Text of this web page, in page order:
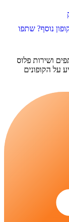
נוסף? שתפו
ושירות פלוס
על הקופונים